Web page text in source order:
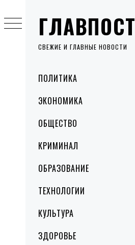
ГЛАВПОСТ
СВЕЖИЕ И ГЛАВНЫЕ НОВОСТИ
MenuПОЛИТИКА
ЭКОНОМИКА
ОБЩЕСТВО
КРИМИНАЛ
ОБРАЗОВАНИЕ
ТЕХНОЛОГИИ
КУЛЬТУРА
ЗДОРОВЬЕ
to
content